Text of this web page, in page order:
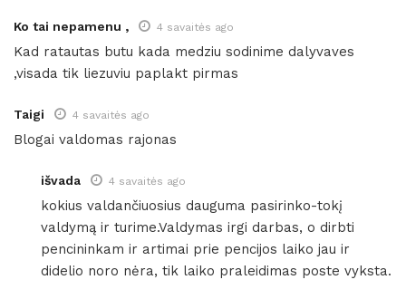
Ko tai nepamenu , 4 savaitės ago
Kad ratautas butu kada medziu sodinime dalyvaves
,visada tik liezuviu paplakt pirmas
Taigi 4 savaitės ago
Blogai valdomas rajonas
išvada 4 savaitės ago
kokius valdančiuosius dauguma pasirinko-tokį
valdymą ir turime.Valdymas irgi darbas, o dirbti
pencininkam ir artimai prie pencijos laiko jau ir
didelio noro nėra, tik laiko praleidimas poste vyksta.